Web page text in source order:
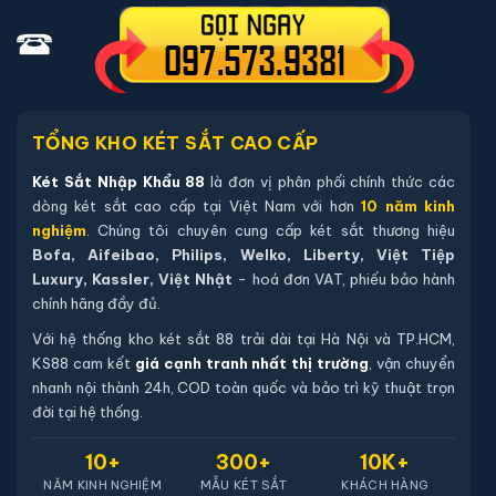
phòng tối thiểu 12 tháng).
Hướng dẫn sử dụng tiếng Việt và quy trình thiết lập mã.
Thẻ bảo hành chính hãng - đăng ký online qua mã sản
Hướng dẫn mua Két sắt việt tiệp BO63FE
Luxury màu xanh
Mua hàng tại két sắt nhập khẩu 88 bạn có thể
chon lựa những cách sau:
: Bạn chọn sản phẩm và ấn vào mua hàng hệ
thống sẽ chuyển đến trang checkout. Ở trang check
out bạn kiểm tra lại thông tin sản phẩm 1 lần nữa. Nếu
những thông tin đã chính xác bạn tiếp tục ấn thanh
hình để chúng tôi có thể hỗ trợ bạn. Sau đó ấn submit
TỔNG KHO KÉT SẮT CAO CẤP
Két Sắt Nhập Khẩu 88 là đơn vị phân phối chính thức các
dòng két sắt cao cấp tại Việt Nam với hơn10 năm kinh
nghiệm . Chúng tôi chuyên cung cấp két sắt thương hiệu
Bofa, Aifeibao, Philips, Welko, Liberty, Việt Tiệp
Luxury, Kassler, Việt Nhật - hoá đơn VAT, phiếu bảo hành
chính hãng đầy đủ.
Với hệ thống kho két sắt 88 trải dài tại Hà Nội và TP.HCM,
KS88 cam kết giá cạnh tranh nhất thị trường , vận chuyển
nhanh nội thành 24h, COD toàn quốc và bảo trì kỹ thuật trọn
đời tại hệ thống.
10+
NĂM KINH NGHIỆM
300+
MẪU KÉT SẮT
10K+
KHÁCH HÀNG